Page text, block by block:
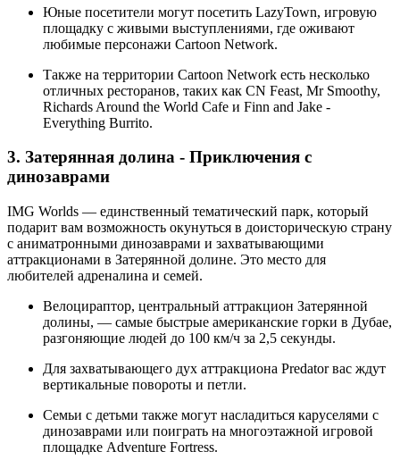
Юные посетители могут посетить LazyTown, игровую
площадку с живыми выступлениями, где оживают
любимые персонажи Cartoon Network.
Также на территории Cartoon Network есть несколько
отличных ресторанов, таких как CN Feast, Mr Smoothy,
Richards Around the World Cafe и Finn and Jake -
Everything Burrito.
3. Затерянная долина - Приключения с
динозаврами
IMG Worlds — единственный тематический парк, который
подарит вам возможность окунуться в доисторическую страну
с аниматронными динозаврами и захватывающими
аттракционами в Затерянной долине. Это место для
любителей адреналина и семей.
Велоцираптор, центральный аттракцион Затерянной
долины, — самые быстрые американские горки в Дубае,
разгоняющие людей до 100 км/ч за 2,5 секунды.
Для захватывающего дух аттракциона Predator вас ждут
вертикальные повороты и петли.
Семьи с детьми также могут насладиться каруселями с
динозаврами или поиграть на многоэтажной игровой
площадке Adventure Fortress.